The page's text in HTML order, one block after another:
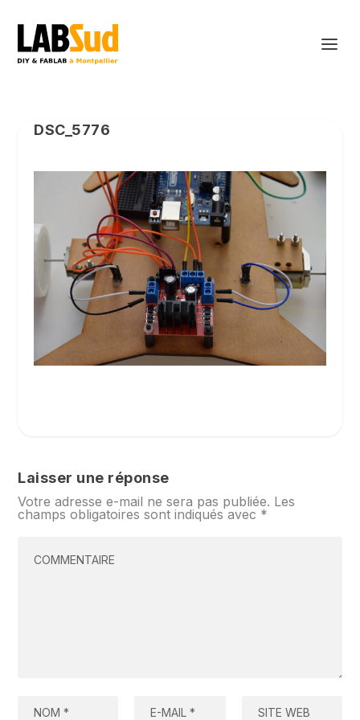
DSC_5776
Laisser une réponse
Votre adresse e-mail ne sera pas publiée. Les
champs obligatoires sont indiqués avec *